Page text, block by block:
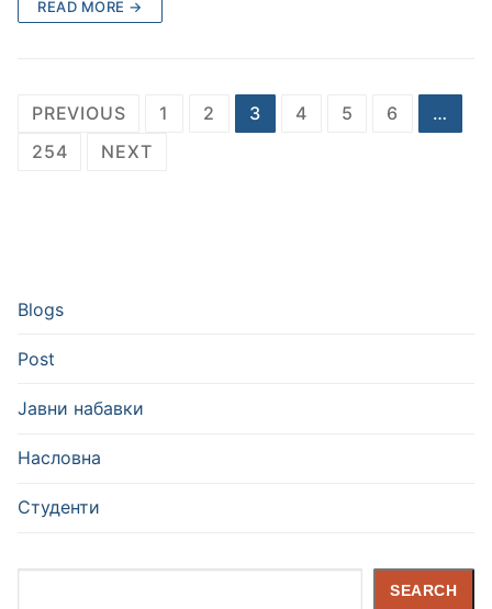
READ MORE →
Posts
pagination
PREVIOUS 1 2 3 4 5 6
…
254
NEXT
Blogs
Post
Јавни набавки
Насловна
Студенти
SEARCH